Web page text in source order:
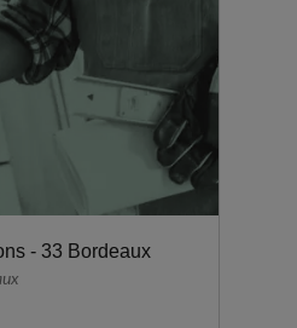
- 33 Bordeaux